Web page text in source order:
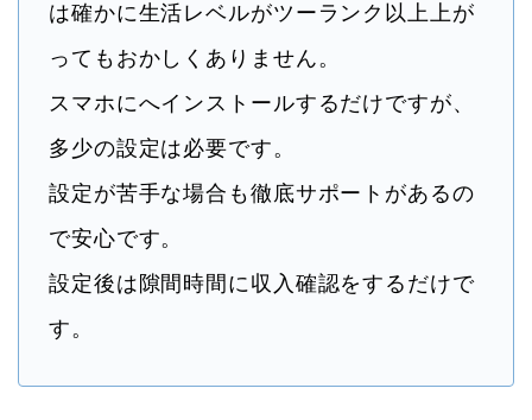
は確かに生活レベルがツーランク以上上が
ってもおかしくありません。
スマホにへインストールするだけですが、
多少の設定は必要です。
設定が苦手な場合も徹底サポートがあるの
で安心です。
設定後は隙間時間に収入確認をするだけで
す。